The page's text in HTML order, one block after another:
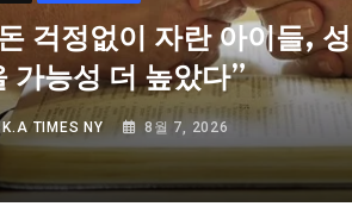
걱정없이 자란 아이들,
가능성 더 높았다”
K.A TIMES NY 8월 7, 2026